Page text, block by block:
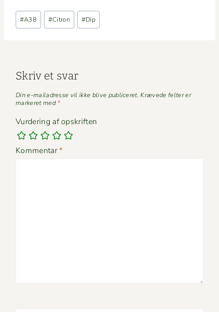
Indlæg-
tags:
#A38 #Citron #Dip
Skriv et svar
Din e-mailadresse vil ikke blive publiceret. Krævede felter er
markeret med*
Vurdering af opskriften
Kommentar*